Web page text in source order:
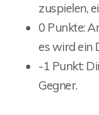
zuspielen,
0 Punkte:
es wird ein
-1 Punkt:
Gegner.